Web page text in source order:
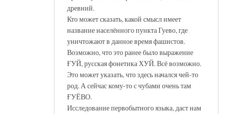
древний.
Кто может сказать, какой смысл имеет
название населённого пункта Гуево, где
уничтожают в данное время фашистов.
Возможно, что это ранее было выражение
ҒУЙ, русская фонетика ХУЙ. Всё возможно.
Это может указать, что здесь начался чей-то
род. А сейчас кому-то с чубами очень там
ҒУЁВО.
Исследование первобытного языка, даст нам